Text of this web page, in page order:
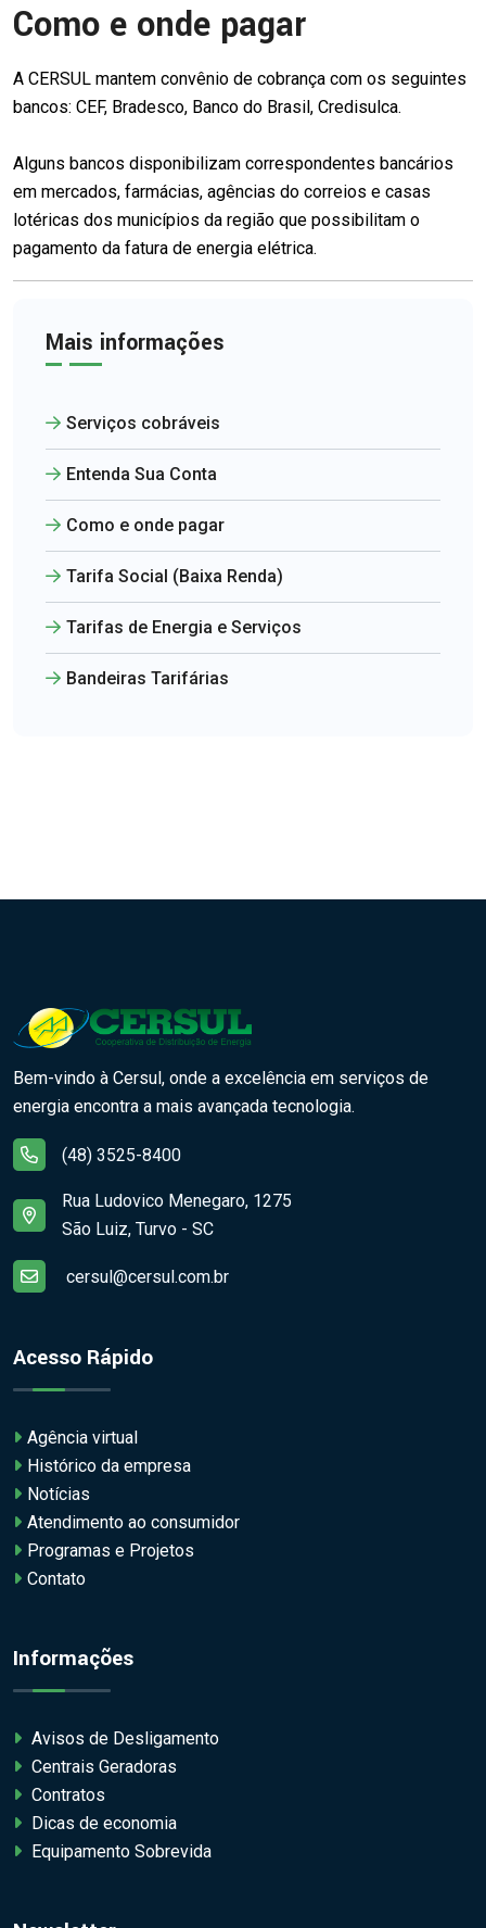
Como e onde pagar
A CERSUL mantem convênio de cobrança com os seguintes
bancos: CEF, Bradesco, Banco do Brasil, Credisulca.
Alguns bancos disponibilizam correspondentes bancários
em mercados, farmácias, agências do correios e casas
lotéricas dos municípios da região que possibilitam o
pagamento da fatura de energia elétrica.
Mais informações
Serviços cobráveis
Entenda Sua Conta
Como e onde pagar
Tarifa Social (Baixa Renda)
Tarifas de Energia e Serviços
Bandeiras Tarifárias
Bem-vindo à Cersul, onde a excelência em serviços de
energia encontra a mais avançada tecnologia.
(48) 3525-8400
Rua Ludovico Menegaro, 1275
São Luiz, Turvo - SC
cersul@cersul.com.br
Acesso Rápido
Agência virtual
Histórico da empresa
Notícias
Atendimento ao consumidor
Programas e Projetos
Contato
Informações
Avisos de Desligamento
Centrais Geradoras
Contratos
Dicas de economia
Equipamento Sobrevida